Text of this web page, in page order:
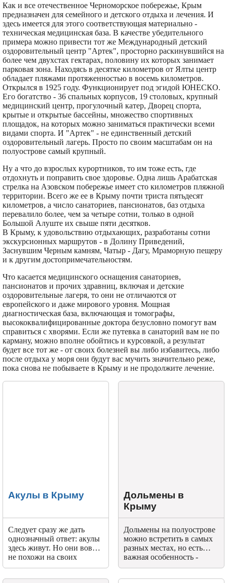
Как и все отечественное Черноморское побережье, Крым
предназначен для семейного и детского отдыха и лечения. И
здесь имеется для этого соответствующая материально -
техническая медицинская база. В качестве убедительного
примера можно привести тот же Международный детский
оздоровительный центр "Артек", просторно раскинувшийся на
более чем двухстах гектарах, половину их которых занимает
парковая зона. Находясь в десятке километров от Ялты центр
обладает пляжами протяженностью в восемь километров.
Открылся в 1925 году. Функционирует под эгидой ЮНЕСКО.
Его богатство - 36 спальных корпусов, 19 столовых, крупный
медицинский центр, прогулочный катер, Дворец спорта,
крытые и открытые бассейны, множество спортивных
площадок, на которых можно заниматься практически всеми
видами спорта. И "Артек" - не единственный детский
оздоровительный лагерь. Просто по своим масштабам он на
полуострове самый крупный.
Ну а что до взрослых курортников, то им тоже есть, где
отдохнуть и поправить свое здоровье. Одна лишь Арабатская
стрелка на Азовском побережье имеет сто километров пляжной
территории. Всего же ее в Крыму почти триста пятьдесят
километров, а число санаториев, пансионатов, баз отдыха
перевалило более, чем за четыре сотни, только в одной
Большой Алуште их свыше пяти десятков.
В Крыму, к удовольствию отдыхающих, разработаны сотни
экскурсионных маршрутов - в Долину Приведений,
Заснувшим Черным камням, Чатыр - Дагу, Мраморную пещеру
и к другим достопримечательностям.
Что касается медицинского оснащения санаториев,
пансионатов и прочих здравниц, включая и детские
оздоровительные лагеря, то они не отличаются от
европейского и даже мирового уровня. Мощная
диагностическая база, включающая и томографы,
высококвалифицированные доктора безусловно помогут вам
справиться с хворями. Если же путевка в санаторий вам не по
карману, можно вполне обойтись и курсовкой, а результат
будет все тот же - от своих болезней вы либо избавитесь, либо
после отдыха у моря они будут вас мучить значительно реже,
пока снова не побываете в Крыму и не продолжите лечение.
Акулы в Крыму
Следует сразу же дать
однозначный ответ: акулы
здесь живут. Но они вовсе
не похожи на своих
океанических
Дольмены в
Крыму
Дольмены на полуострове
можно встретить в самых
разных местах, но есть
важная особенность -
расположены они с севера-